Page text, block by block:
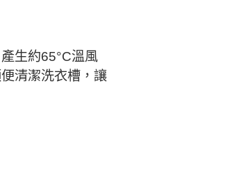
生約65°C溫風
清潔洗衣槽，讓